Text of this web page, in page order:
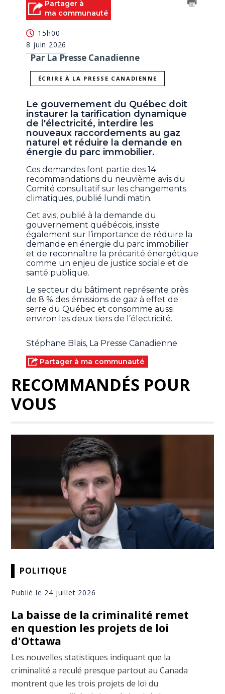
Partager à
ma communauté
15h00
8 juin 2026
Par La Presse Canadienne
ÉCRIRE À LA PRESSE CANADIENNE
Le gouvernement du Québec doit
instaurer la tarification dynamique
de l'électricité, interdire les
nouveaux raccordements au gaz
naturel et réduire la demande en
énergie du parc immobilier.
Ces demandes font partie des 14
recommandations du neuvième avis du
Comité consultatif sur les changements
climatiques, publié lundi matin.
Cet avis, publié à la demande du
gouvernement québécois, insiste
également sur l’importance de réduire la
demande en énergie du parc immobilier
et de reconnaître la précarité énergétique
comme un enjeu de justice sociale et de
santé publique.
Le secteur du bâtiment représente près
de 8 % des émissions de gaz à effet de
serre du Québec et consomme aussi
environ les deux tiers de l’électricité.
Stéphane Blais, La Presse Canadienne
Partager à ma communauté
RECOMMANDÉS POUR
VOUS
POLITIQUE
Publié le 24 juillet 2026
La baisse de la criminalité remet
en question les projets de loi
d'Ottawa
Les nouvelles statistiques indiquant que la
criminalité a reculé presque partout au Canada
montrent que les trois projets de loi du